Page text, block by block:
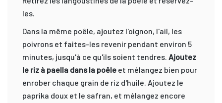
les.
Dans la même poêle, ajoutez l'oignon, l'ail, les
poivrons et faites-les revenir pendant environ 5
minutes, jusqu'à ce qu'ils soient tendres. Ajoutez
le riz à paella dans la poêle et mélangez bien pour
enrober chaque grain de riz d'huile. Ajoutez le
paprika doux et le safran, et mélangez encore